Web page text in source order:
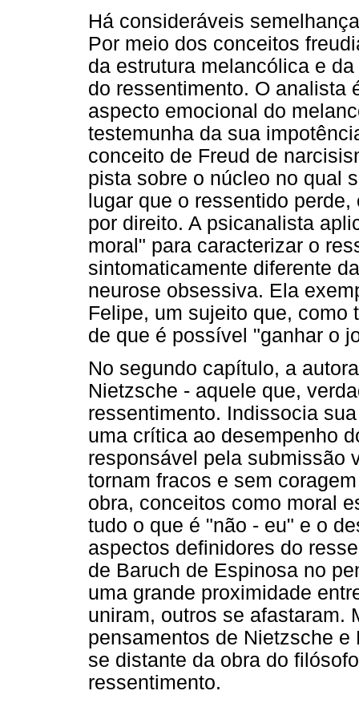
Há consideráveis
Por meio dos conceitos
da estrutura melancólica e
do ressentimento. O analista
aspecto emocional do
testemunha da sua
conceito de Freud de
pista sobre o núcleo no qual
lugar que o ressentido
por direito. A psicanalista
moral" para caracterizar o
sintomaticamente diferente
neurose obsessiva. Ela
Felipe, um sujeito que, como
de que é possível "ganhar o
No segundo capítulo, a
Nietzsche - aquele que,
ressentimento. Indissocia
uma crítica ao desempenho
responsável pela submissão
tornam fracos e sem
obra, conceitos como moral
tudo o que é "não - eu" e o
aspectos definidores do
de Baruch de Espinosa no
uma grande proximidade
uniram, outros se afastaram.
pensamentos de Nietzsche
se distante da obra do
ressentimento.